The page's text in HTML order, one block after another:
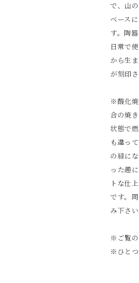
で、山
ベース
す。陶
日常で
から生
が刻印
※酸化
合の焼
状態で
も違っ
の緑に
った趣
トな仕
です。
み下さい
※ご覧の
※ひとつ